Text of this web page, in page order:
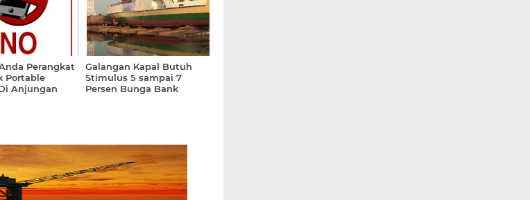
Perangkat
Portable
Anjungan
Galangan Kapal Butuh
Stimulus 5 sampai 7
Persen Bunga Bank